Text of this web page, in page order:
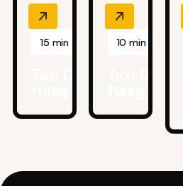
15 min
Bronovo
10 min
Westeinde
Ziekenhuis